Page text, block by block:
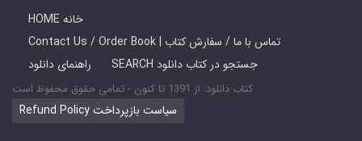
HOME خانه
Contact Us / Order Book | تماس با ما / سفارش کتاب
راهنمای دانلود
SEARCH جستجو در کتاب دانلود
کتاب دانلود: از 1391 تا کنون - تمامی حقوق محفوظ است
Refund Policy سیاست بازپرداخت